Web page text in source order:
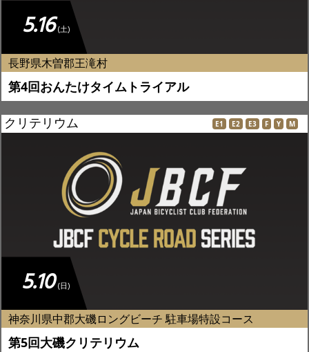
5.16 (土)
長野県木曽郡王滝村
第4回おんたけタイムトライアル
クリテリウム E1 E2 E3 F Y M
5.10 (日)
神奈川県中郡大磯ロングビーチ 駐車場特設コース
第5回大磯クリテリウム